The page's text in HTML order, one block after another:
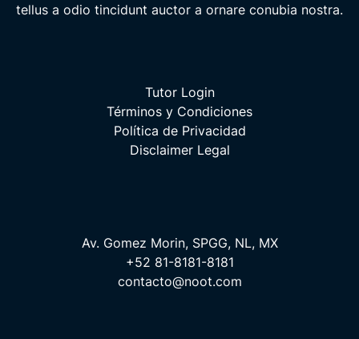
tellus a odio tincidunt auctor a ornare conubia nostra.
Tutor Login
Términos y Condiciones
Política de Privacidad
Disclaimer Legal
Av. Gomez Morin, SPGG, NL, MX
+52 81-8181-8181
contacto@noot.com